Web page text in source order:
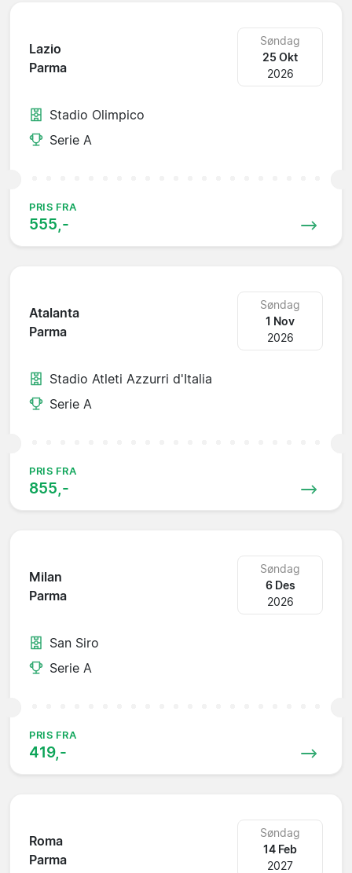
Lazio
Parma
Søndag
25 Okt
2026
Stadio Olimpico
Serie A
PRIS FRA
555,-
Atalanta
Parma
Søndag
1 Nov
2026
Stadio Atleti Azzurri d'Italia
Serie A
PRIS FRA
855,-
Milan
Parma
Søndag
6 Des
2026
San Siro
Serie A
PRIS FRA
419,-
Roma
Parma
Søndag
14 Feb
2027